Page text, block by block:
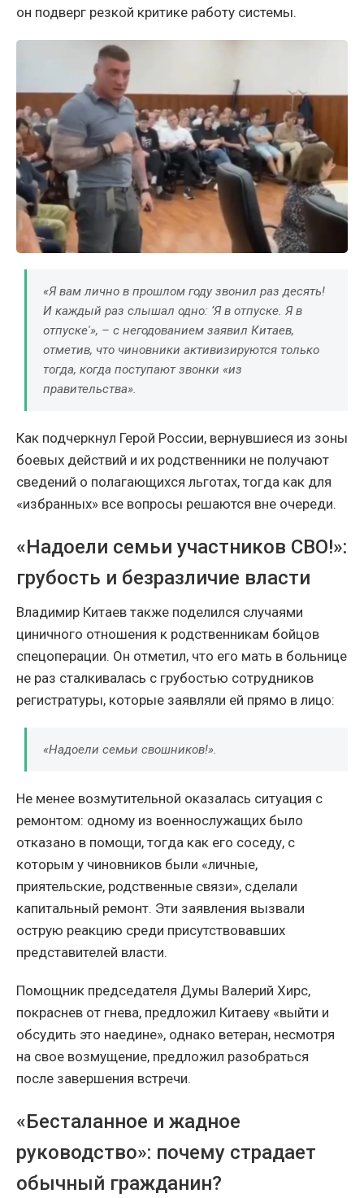
он подверг резкой критике работу системы.
«Я вам лично в прошлом году звонил раз десять!
И каждый раз слышал одно: ‘Я в отпуске. Я в
отпуске'», – с негодованием заявил Китаев,
отметив, что чиновники активизируются только
тогда, когда поступают звонки «из
правительства».
Как подчеркнул Герой России, вернувшиеся из зоны
боевых действий и их родственники не получают
сведений о полагающихся льготах, тогда как для
«избранных» все вопросы решаются вне очереди.
«Надоели семьи участников СВО!»:
грубость и безразличие власти
Владимир Китаев также поделился случаями
циничного отношения к родственникам бойцов
спецоперации. Он отметил, что его мать в больнице
не раз сталкивалась с грубостью сотрудников
регистратуры, которые заявляли ей прямо в лицо:
«Надоели семьи свошников!».
Не менее возмутительной оказалась ситуация с
ремонтом: одному из военнослужащих было
отказано в помощи, тогда как его соседу, с
которым у чиновников были «личные,
приятельские, родственные связи», сделали
капитальный ремонт. Эти заявления вызвали
острую реакцию среди присутствовавших
представителей власти.
Помощник председателя Думы Валерий Хирс,
покраснев от гнева, предложил Китаеву «выйти и
обсудить это наедине», однако ветеран, несмотря
на свое возмущение, предложил разобраться
после завершения встречи.
«Бесталанное и жадное
руководство»: почему страдает
обычный гражданин?